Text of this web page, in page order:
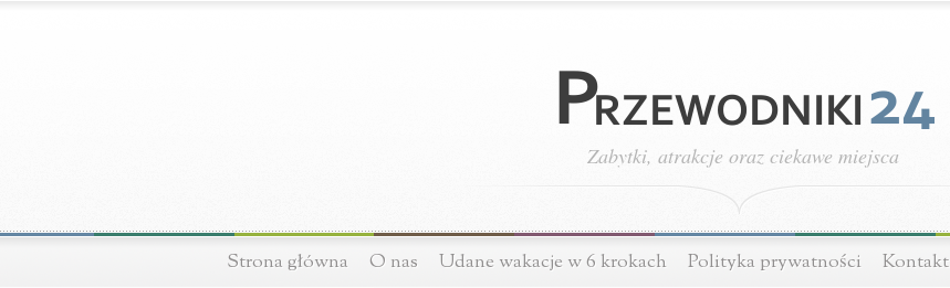
Zabytki, atrakcje oraz ciekawe miejsca
Strona główna O nas Udane wakacje w 6 krokach Polityka prywatności Kontakt